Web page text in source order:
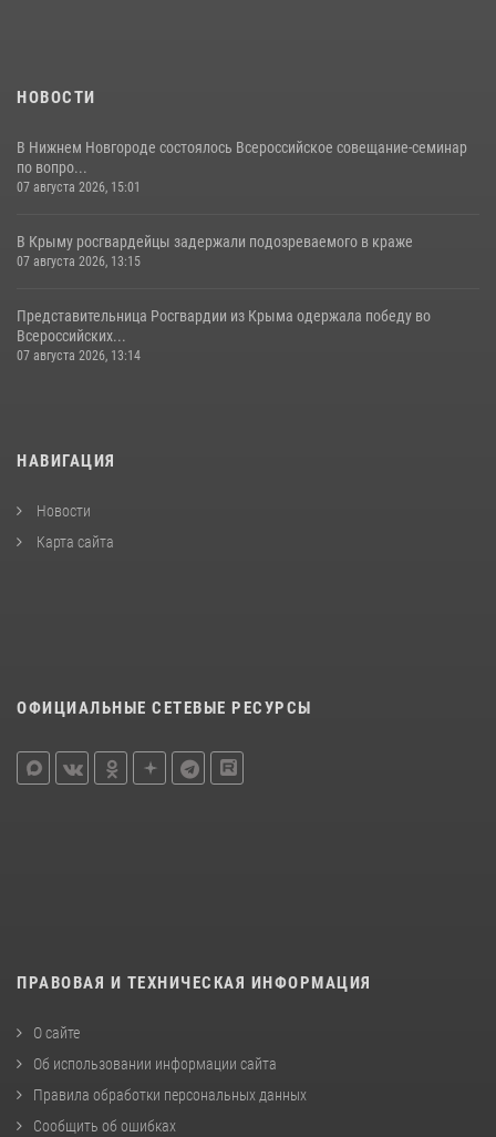
НОВОСТИ
В Нижнем Новгороде состоялось Всероссийское совещание-семинар
по вопро...
07 августа 2026, 15:01
В Крыму росгвардейцы задержали подозреваемого в краже
07 августа 2026, 13:15
Представительница Росгвардии из Крыма одержала победу во
Всероссийских...
07 августа 2026, 13:14
НАВИГАЦИЯ
Новости
Карта сайта
ОФИЦИАЛЬНЫЕ СЕТЕВЫЕ РЕСУРСЫ
ПРАВОВАЯ И ТЕХНИЧЕСКАЯ ИНФОРМАЦИЯ
О сайте
Об использовании информации сайта
Правила обработки персональных данных
Сообщить об ошибках